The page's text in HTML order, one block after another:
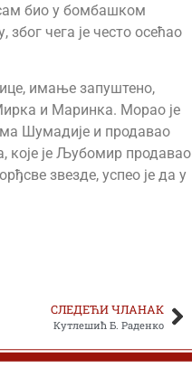
био у бомбашком
чега је често осећао
имање запуштено,
и Маринка. Морао је
Шумадије и продавао
које је Љубомир продавао
звезде, успео је да у
СЛЕДЕЋИ ЧЛАНАК
Кутлешић Б. Раденко